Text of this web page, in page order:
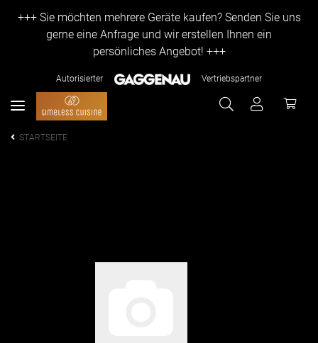
+++ Sie möchten mehrere Geräte kaufen? Senden Sie uns
gerne eine Anfrage und wir erstellen Ihnen ein
persönliches Angebot! +++
Autorisierter Vertriebspartner
STARTSEITE